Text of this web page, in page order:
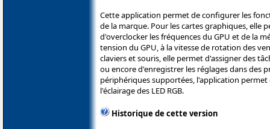
Cette application permet de configurer les
de la marque. Pour les cartes graphiques, elle
d'overclocker les fréquences du GPU et de la
tension du GPU, à la vitesse de rotation des
claviers et souris, elle permet d'assigner des
ou encore d'enregistrer les réglages dans des
périphériques supportées, l'application
l'éclairage des LED RGB.
Historique de cette version